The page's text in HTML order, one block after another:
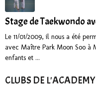
Stage de Taekwondo
Le 11/01/2009, il nous a été
avec Maître Park Moon Soo à
enfants et ...
CLUBS DE L'ACADEMY